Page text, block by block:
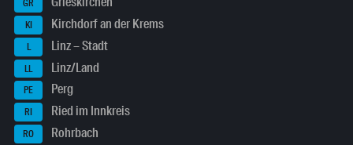
GR
KI Kirchdorf an der Krems
L Linz – Stadt
LL Linz/Land
PE Perg
RI Ried im Innkreis
RO Rohrbach